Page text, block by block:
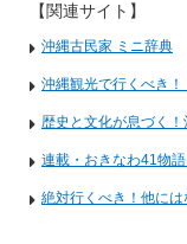
【関連サイト】
沖縄古民家 ミニ辞典
沖縄観光で行くべき
歴史と文化が息づく
連載・おきなわ41物
絶対行くべき！他には